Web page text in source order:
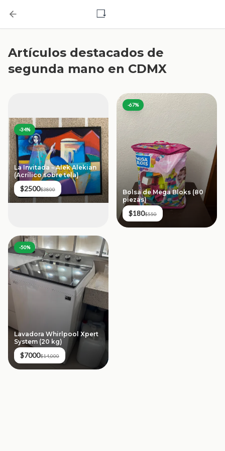
Artículos destacados de
segunda mano en CDMX
-34%
La Invitada – Alek Alekian
(Acrílico sobre tela)
$2500$3800
-67%
Bolsa de Mega Bloks (80
piezas)
$180$550
-50%
Lavadora Whirlpool Xpert
System (20 kg)
$7000$14,000